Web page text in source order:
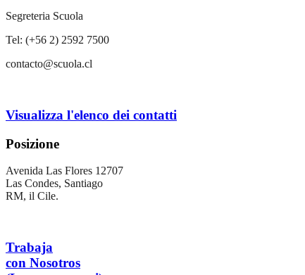
Segreteria Scuola
Tel: (+56 2) 2592 7500
contacto@scuola.cl
Visualizza l'elenco dei contatti
Posizione
Avenida Las Flores 12707
Las Condes, Santiago
RM, il Cile.
Trabaja
con Nosotros